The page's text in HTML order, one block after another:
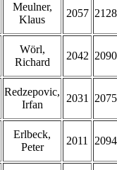
Meulner,
Klaus
2057 2128
Wörl,
Richard
2042 2090
Redzepovic,
Irfan
2031 2075
Erlbeck,
Peter
2011 2094